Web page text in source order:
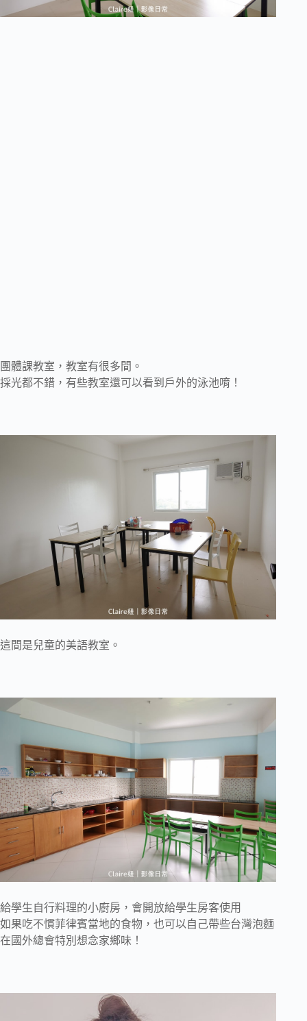
團體課教室，教室有很多間。
採光都不錯，有些教室還可以看到戶外的泳池唷！
這間是兒童的美語教室。
給學生自行料理的小廚房，會開放給學生房客使用
如果吃不慣菲律賓當地的食物，也可以自己帶些台灣泡麵
在國外總會特別想念家鄉味！